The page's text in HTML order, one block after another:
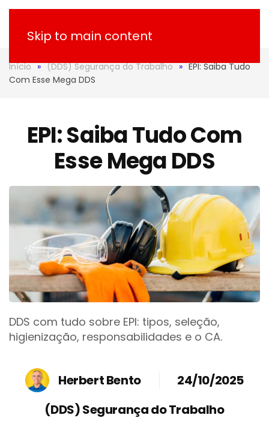
Skip to main content
Início (DDS) Segurança do Trabalho
EPI: Saiba Tudo
Com Esse Mega DDS
EPI: Saiba Tudo Com
Esse Mega DDS
DDS com tudo sobre EPI: tipos, seleção,
higienização, responsabilidades e o CA.
Herbert Bento
24/10/2025
(DDS) Segurança do Trabalho